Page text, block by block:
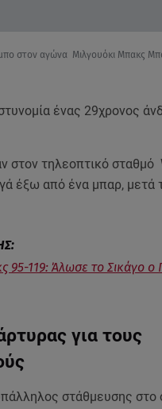
στον αγώνα Μιλγουόκι Μπακς
ένας 29χρονος
στον τηλεοπτικό σταθμό
έξω από ένα μπαρ, μετά
95-119: Άλωσε το Σικάγο ο
για τους
στάθμευσης στο